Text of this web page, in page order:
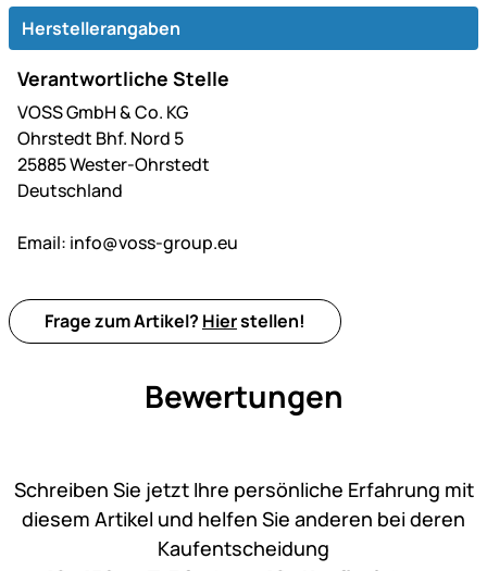
Herstellerangaben
Verantwortliche Stelle
VOSS GmbH & Co. KG
Ohrstedt Bhf. Nord 5
25885 Wester-Ohrstedt
Deutschland
Email: info@voss-group.eu
Frage zum Artikel? Hierstellen!
Bewertungen
Schreiben Sie jetzt Ihre persönliche Erfahrung mit
diesem Artikel und helfen Sie anderen bei deren
Kaufentscheidung